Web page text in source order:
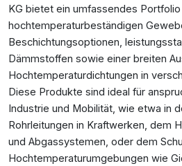
KG bietet ein umfassendes Portfolio
hochtemperaturbeständigen
Beschichtungsoptionen,
Dämmstoffen sowie einer breiten
Hochtemperaturdichtungen in
Diese Produkte sind ideal für
Industrie und Mobilität, wie etwa in
Rohrleitungen in Kraftwerken, dem
und Abgassystemen, oder dem
Hochtemperaturumgebungen wie